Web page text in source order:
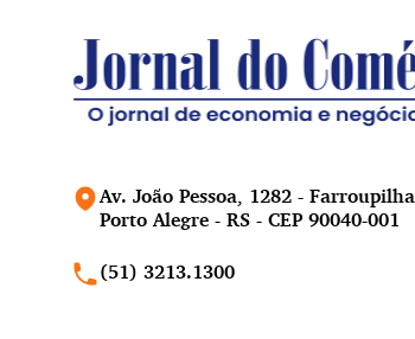
Av. João Pessoa, 1282 - Farroupilha
Porto Alegre - RS - CEP 90040-001
(51) 3213.1300